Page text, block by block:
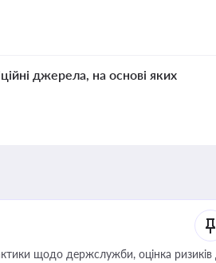
джерела, на основі яких
щодо держслужби, оцінка ризиків